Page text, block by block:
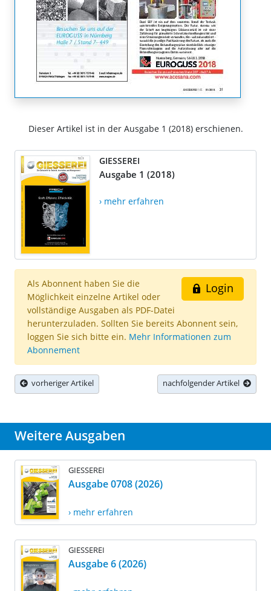
Dieser Artikel ist in der Ausgabe 1 (2018) erschienen.
GIESSEREI
Ausgabe 1 (2018)
› mehr erfahren
Login
Als Abonnent haben Sie die
Möglichkeit einzelne Artikel oder
vollständige Ausgaben als PDF-Datei
herunterzuladen. Sollten Sie bereits Abonnent sein,
loggen Sie sich bitte ein. Mehr Informationen zum
Abonnement
vorheriger Artikel nachfolgender Artikel
Weitere Ausgaben
GIESSEREI
Ausgabe 0708 (2026)
› mehr erfahren
GIESSEREI
Ausgabe 6 (2026)